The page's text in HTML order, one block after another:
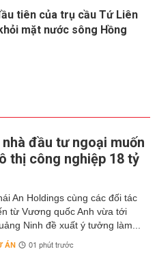
tiên của trụ cầu Tứ Liên
mặt nước sông Hồng
đầu tư ngoại muốn
thị công nghiệp 18 tỷ
An Holdings cùng các đối tác
từ Vương quốc Anh vừa tới
Ninh đề xuất ý tưởng làm...
ÁN 01 phút trước